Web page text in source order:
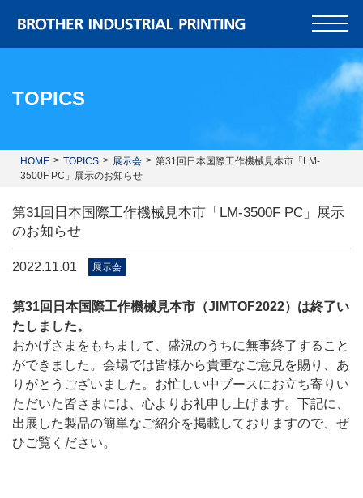
TOPICS
HOME TOPICS 展示会
第31回日本国際工作機械見本市「LM-
3500F PC」展示のお知らせ
第31回日本国際工作機械見本市「LM-3500F PC」展示
のお知らせ
2022.11.01 展示会
第31回日本国際工作機械見本市（JIMTOF2022）は終了い
たしました。
おかげさまをもちまして、盛況のうちに無事終了すること
ができました。会場では皆様から貴重なご意見を賜り、あ
りがとうございました。お忙しい中ブースにお立ち寄りい
ただいた皆さまには、心よりお礼申し上げます。下記に、
出展した製品の簡単なご紹介を掲載しておりますので、ぜ
ひご覧ください。